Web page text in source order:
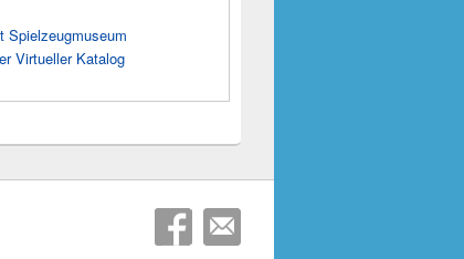
Spielzeugmuseum
Virtueller Katalog